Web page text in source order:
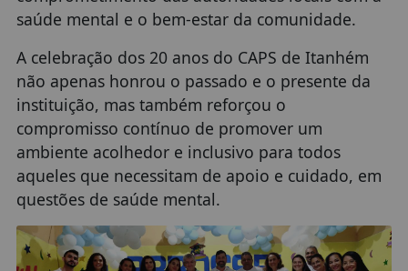
saúde mental e o bem-estar da comunidade.
A celebração dos 20 anos do CAPS de Itanhém
não apenas honrou o passado e o presente da
instituição, mas também reforçou o
compromisso contínuo de promover um
ambiente acolhedor e inclusivo para todos
aqueles que necessitam de apoio e cuidado, em
questões de saúde mental.